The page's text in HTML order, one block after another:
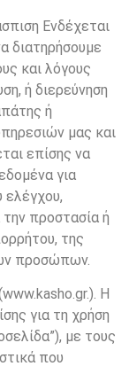
Ενδέχεται
διατηρήσουμε
και λόγους
ή διερεύνηση
ή
μας και
επίσης να
για
ελέγχου,
προστασία ή
της
προσώπων.
Η
για τη χρήση
με τους
που